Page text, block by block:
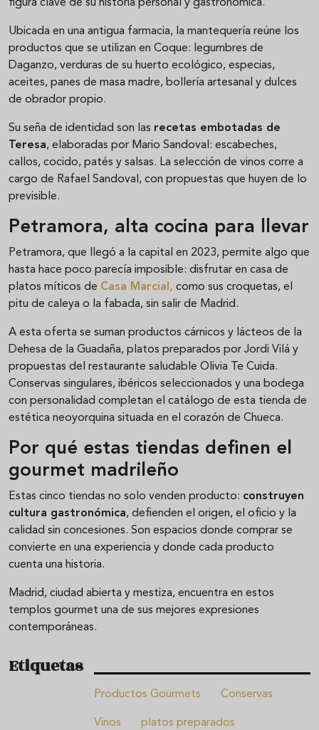
figura clave de su historia personal y gastronómica.
Ubicada en una antigua farmacia, la mantequería reúne los
productos que se utilizan en Coque: legumbres de
Daganzo, verduras de su huerto ecológico, especias,
aceites, panes de masa madre, bollería artesanal y dulces
de obrador propio.
Su seña de identidad son las recetas embotadas de
Teresa, elaboradas por Mario Sandoval: escabeches,
callos, cocido, patés y salsas. La selección de vinos corre a
cargo de Rafael Sandoval, con propuestas que huyen de lo
previsible.
Petramora, alta cocina para llevar
Petramora, que llegó a la capital en 2023, permite algo que
hasta hace poco parecía imposible: disfrutar en casa de
platos míticos de Casa Marcial, como sus croquetas, el
pitu de caleya o la fabada, sin salir de Madrid.
A esta oferta se suman productos cárnicos y lácteos de la
Dehesa de la Guadaña, platos preparados por Jordi Vilá y
propuestas del restaurante saludable Olivia Te Cuida.
Conservas singulares, ibéricos seleccionados y una bodega
con personalidad completan el catálogo de esta tienda de
estética neoyorquina situada en el corazón de Chueca.
Por qué estas tiendas definen el
gourmet madrileño
Estas cinco tiendas no solo venden producto: construyen
cultura gastronómica, defienden el origen, el oficio y la
calidad sin concesiones. Son espacios donde comprar se
convierte en una experiencia y donde cada producto
cuenta una historia.
Madrid, ciudad abierta y mestiza, encuentra en estos
templos gourmet una de sus mejores expresiones
contemporáneas.
Etiquetas
Productos Gourmets Conservas
Vinos platos preparados